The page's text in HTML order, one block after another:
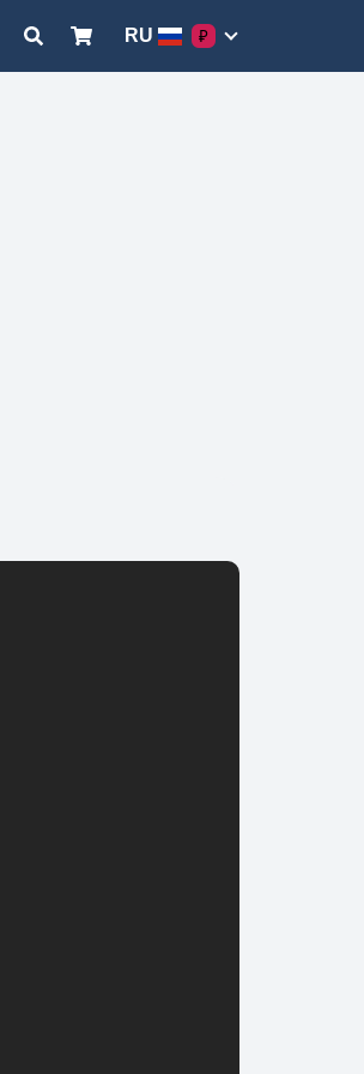
RU ₽